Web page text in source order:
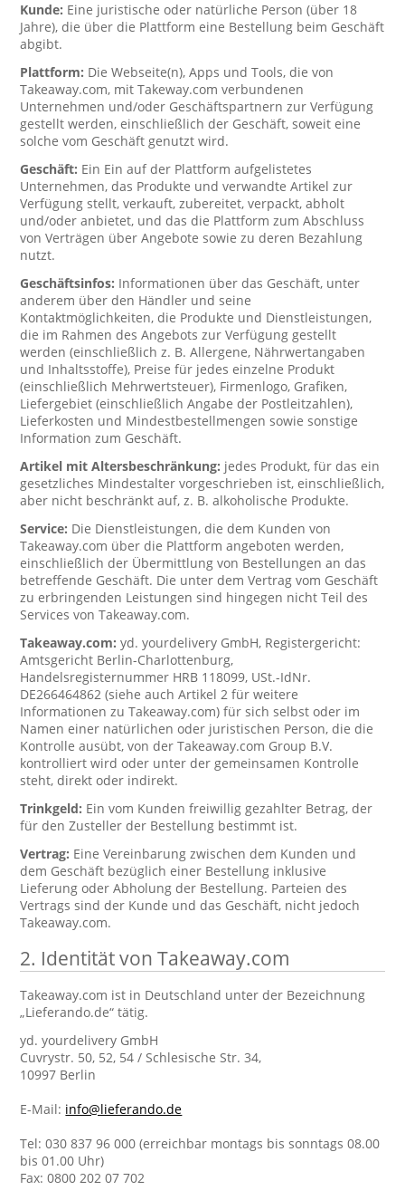
Kunde: Eine juristische oder natürliche Person (über 18
Jahre), die über die Plattform eine Bestellung beim Geschäft
abgibt.
Plattform: Die Webseite(n), Apps und Tools, die von
Takeaway.com, mit Takeway.com verbundenen
Unternehmen und/oder Geschäftspartnern zur Verfügung
gestellt werden, einschließlich der Geschäft, soweit eine
solche vom Geschäft genutzt wird.
Geschäft: Ein Ein auf der Plattform aufgelistetes
Unternehmen, das Produkte und verwandte Artikel zur
Verfügung stellt, verkauft, zubereitet, verpackt, abholt
und/oder anbietet, und das die Plattform zum Abschluss
von Verträgen über Angebote sowie zu deren Bezahlung
nutzt.
Geschäftsinfos: Informationen über das Geschäft, unter
anderem über den Händler und seine
Kontaktmöglichkeiten, die Produkte und Dienstleistungen,
die im Rahmen des Angebots zur Verfügung gestellt
werden (einschließlich z. B. Allergene, Nährwertangaben
und Inhaltsstoffe), Preise für jedes einzelne Produkt
(einschließlich Mehrwertsteuer), Firmenlogo, Grafiken,
Liefergebiet (einschließlich Angabe der Postleitzahlen),
Lieferkosten und Mindestbestellmengen sowie sonstige
Information zum Geschäft.
Artikel mit Altersbeschränkung: jedes Produkt, für das ein
gesetzliches Mindestalter vorgeschrieben ist, einschließlich,
aber nicht beschränkt auf, z. B. alkoholische Produkte.
Service: Die Dienstleistungen, die dem Kunden von
Takeaway.com über die Plattform angeboten werden,
einschließlich der Übermittlung von Bestellungen an das
betreffende Geschäft. Die unter dem Vertrag vom Geschäft
zu erbringenden Leistungen sind hingegen nicht Teil des
Services von Takeaway.com.
Takeaway.com:yd. yourdelivery GmbH, Registergericht:
Amtsgericht Berlin-Charlottenburg,
Handelsregisternummer HRB 118099, USt.-IdNr.
DE266464862 (siehe auch Artikel 2 für weitere
Informationen zu Takeaway.com) für sich selbst oder im
Namen einer natürlichen oder juristischen Person, die die
Kontrolle ausübt, von der Takeaway.com Group B.V.
kontrolliert wird oder unter der gemeinsamen Kontrolle
steht, direkt oder indirekt.
Trinkgeld: Ein vom Kunden freiwillig gezahlter Betrag, der
für den Zusteller der Bestellung bestimmt ist.
Vertrag: Eine Vereinbarung zwischen dem Kunden und
dem Geschäft bezüglich einer Bestellung inklusive
Lieferung oder Abholung der Bestellung. Parteien des
Vertrags sind der Kunde und das Geschäft, nicht jedoch
Takeaway.com.
2. Identität von Takeaway.com
Takeaway.com ist in Deutschland unter der Bezeichnung
„Lieferando.de“ tätig.
yd. yourdelivery GmbH
Cuvrystr. 50, 52, 54 / Schlesische Str. 34,
10997 Berlin
E-Mail: info@lieferando.de
Tel: 030 837 96 000 (erreichbar montags bis sonntags 08.00
bis 01.00 Uhr)
Fax: 0800 202 07 702